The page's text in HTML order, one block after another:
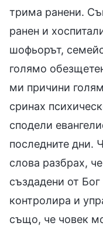
трима ранени.
ранен и
шофьорът,
голямо
ми причини
сринах
сподели
последните дни.
слова разбрах,
създадени от
контролира и
също, че човек